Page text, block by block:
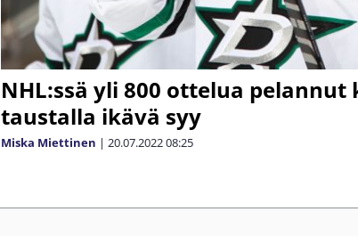
NHL:ssä yli 800 ottelua
taustalla ikävä syy
Miska Miettinen | 20.07.202208:25